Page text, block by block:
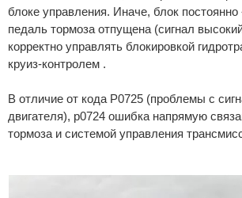
блоке управления. Иначе, блок
педаль тормоза отпущена (сигнал
корректно управлять блокировкой
круиз-контролем .
В отличие от кода P0725 (проблемы с
двигателя), p0724 ошибка напрямую
тормоза и системой управления